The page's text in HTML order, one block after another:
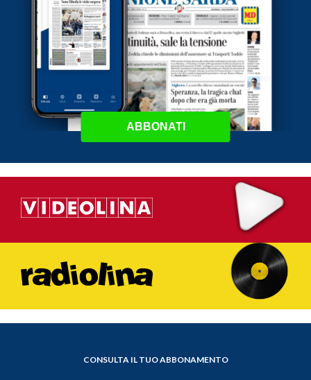
ABBONATI
CONSULTA IL TUO ABBONAMENTO